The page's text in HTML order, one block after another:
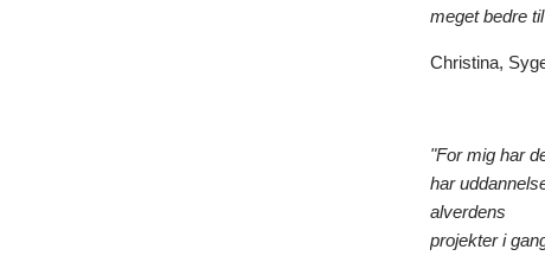
meget bedre
Christina,
"For mig har
har
alverdens
projekter i